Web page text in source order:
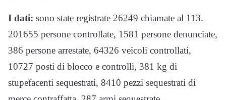
I dati: sono state registrate 26249 chiamate al 113.
201655 persone controllate, 1581 persone denunciate,
386 persone arrestate, 64326 veicoli controllati,
10727 posti di blocco e controlli, 381 kg di
stupefacenti sequestrati, 8410 pezzi sequestrati di